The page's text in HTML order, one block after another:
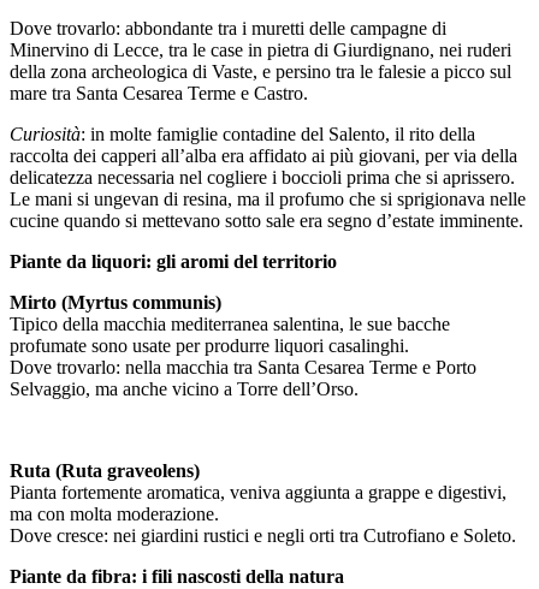
Dove trovarlo: abbondante tra i muretti delle campagne di
Minervino di Lecce, tra le case in pietra di Giurdignano, nei ruderi
della zona archeologica di Vaste, e persino tra le falesie a picco sul
mare tra Santa Cesarea Terme e Castro.
Curiosità: in molte famiglie contadine del Salento, il rito della
raccolta dei capperi all’alba era affidato ai più giovani, per via della
delicatezza necessaria nel cogliere i boccioli prima che si aprissero.
Le mani si ungevan di resina, ma il profumo che si sprigionava nelle
cucine quando si mettevano sotto sale era segno d’estate imminente.
Piante da liquori: gli aromi del territorio
Mirto (Myrtus communis)
Tipico della macchia mediterranea salentina, le sue bacche
profumate sono usate per produrre liquori casalinghi.
Dove trovarlo: nella macchia tra Santa Cesarea Terme e Porto
Selvaggio, ma anche vicino a Torre dell’Orso.
Ruta (Ruta graveolens)
Pianta fortemente aromatica, veniva aggiunta a grappe e digestivi,
ma con molta moderazione.
Dove cresce: nei giardini rustici e negli orti tra Cutrofiano e Soleto.
Piante da fibra: i fili nascosti della natura